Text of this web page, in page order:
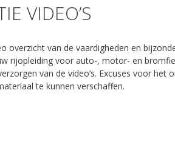
VIDEO’S
overzicht van de vaardigheden en
rijopleiding voor auto-, motor- en
van de video’s. Excuses voor het
te kunnen verschaffen.